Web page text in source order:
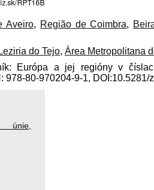
Aveiro, Região de Coimbra,
do Tejo, Área Metropolitana
Európa a jej regióny v
978-80-970204-9-1, DOI:10.5281/
únie,